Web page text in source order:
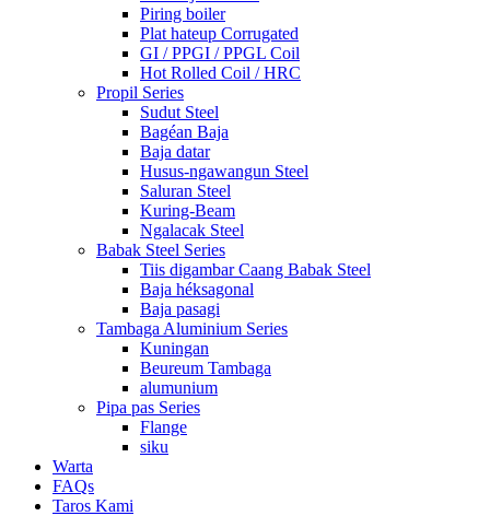
Piring boiler
Plat hateup Corrugated
GI / PPGI / PPGL Coil
Hot Rolled Coil / HRC
Propil Series
Sudut Steel
Bagéan Baja
Baja datar
Husus-ngawangun Steel
Saluran Steel
Kuring-Beam
Ngalacak Steel
Babak Steel Series
Tiis digambar Caang Babak Steel
Baja héksagonal
Baja pasagi
Tambaga Aluminium Series
Kuningan
Beureum Tambaga
alumunium
Pipa pas Series
Flange
siku
Warta
FAQs
Taros Kami